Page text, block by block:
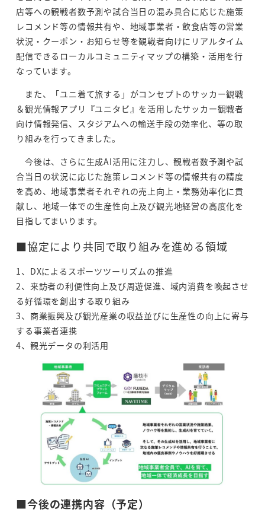
店等への観戦者数予測や試合当日の混み具合に応じた施策
レコメンド等の情報共有や、地域事業者・飲食店等の営業
状況・クーポン・お知らせ等を観戦者向けにリアルタイム
配信できるローカルコミュニティマップの構築・活用を行
なっています。
また、「ユニ着て旅する」がコンセプトのサッカー観戦
＆観光情報アプリ『ユニタビ』を活用したサッカー観戦者
向け情報発信、スタジアムへの輸送手段の効率化、等の取
り組みを行ってきました。
今後は、さらに生成AI活用に注力し、観戦者数予測や試
合当日の状況に応じた施策レコメンド等の情報共有の精度
を高め、地域事業者それぞれの売上向上・業務効率化に貢
献し、地域一体での生産性向上及び観光地経営の高度化を
目指してまいります。
■協定により共同で取り組みを進める領域
1、DXによるスポーツツーリズムの推進
2、来訪者の利便性向上及び周遊促進、域内消費を喚起させ
る好循環を創出する取り組み
3、商業振興及び観光産業の収益並びに生産性の向上に寄与
する事業者連携
4、観光データの利活用
■今後の連携内容（予定）